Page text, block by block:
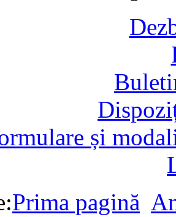
și
Prima pagină